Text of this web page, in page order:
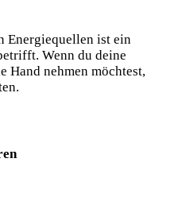
Energiequellen ist ‍ein
Wenn⁤ du deine⁢
‍Hand nehmen möchtest,